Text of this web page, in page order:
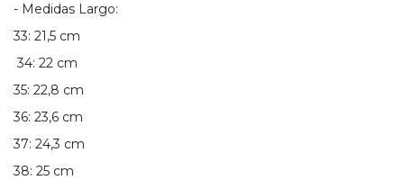
- Medidas Largo:
33: 21,5 cm
34: 22 cm
35: 22,8 cm
36: 23,6 cm
37: 24,3 cm
38: 25 cm